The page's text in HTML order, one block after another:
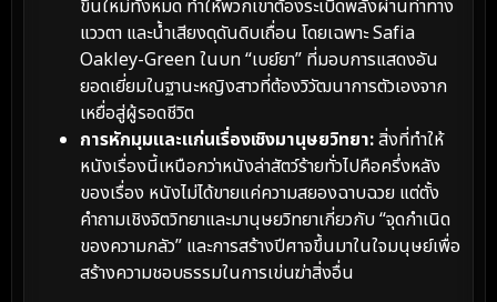
ขึ้นใหม่ทั้งหมด ทำให้พวกเขาต้องระเบิดพลังผ่านท่าทาง
แววตา และน้ำเสียงดุดันดิบเถื่อน โดยเฉพาะ Safia
Oakley-Green ในบท “เบย์ยา” ที่มอบการแสดงอัน
ยอดเยี่ยมในฐานะหญิงสาวที่ต้องวิวัฒนาการตัวเองจาก
เหยื่อสู่ผู้รอดชีวิต
การหักมุมและแก่นเรื่องเชิงมานุษยวิทยา:สิ่งที่ทำให้
หนังเรื่องนี้เหนือกว่าหนังล่าสัตว์ร้ายทั่วไปคือครึ่งหลัง
ของเรื่อง หนังไม่ได้ขายแค่ความสยองฉาบฉวย แต่ตั้ง
คำถามเชิงจิตวิทยาและมานุษยวิทยาเกี่ยวกับ “จุดกำเนิด
ของความกลัว” และการสร้างปีศาจขึ้นมาในใจมนุษย์เพื่อ
สร้างความชอบธรรมในการเข่นฆ่าสิ่งอื่น